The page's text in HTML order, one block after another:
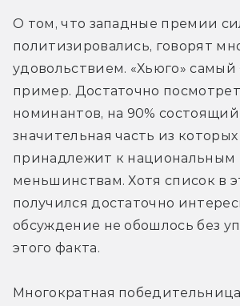
О том, что западные премии
политизировались, говорят
удовольствием. «Хьюго»
пример. Достаточно
номинантов, на 90%
значительная часть из
принадлежит к национальным
меньшинствам. Хотя список в
получился достаточно
обсуждение не обошлось без
этого факта.
Многократная